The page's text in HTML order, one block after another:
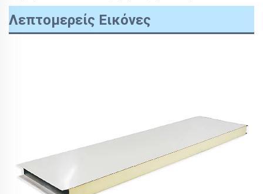
Λεπτομερείς Εικόνες